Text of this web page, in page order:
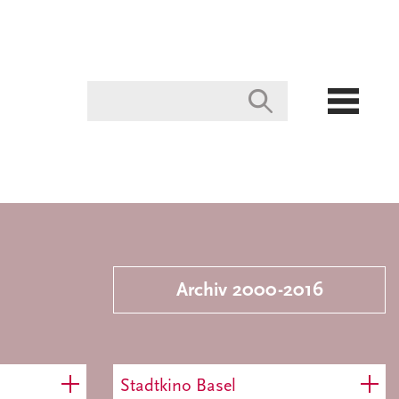
Archiv 2000-2016
Stadtkino Basel